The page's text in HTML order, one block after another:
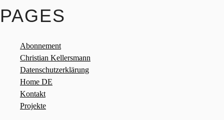
PAGES
Abonnement
Christian Kellersmann
Datenschutzerklärung
Home DE
Kontakt
Projekte